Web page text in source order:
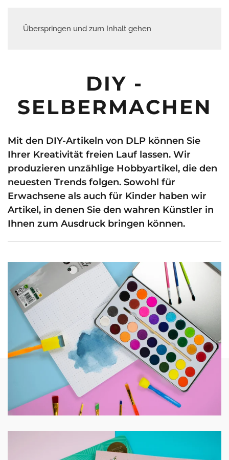
Überspringen und zum Inhalt gehen
DIY -
SELBERMACHEN
Mit den DIY-Artikeln von DLP können Sie
Ihrer Kreativität freien Lauf lassen. Wir
produzieren unzählige Hobbyartikel, die den
neuesten Trends folgen. Sowohl für
Erwachsene als auch für Kinder haben wir
Artikel, in denen Sie den wahren Künstler in
Ihnen zum Ausdruck bringen können.